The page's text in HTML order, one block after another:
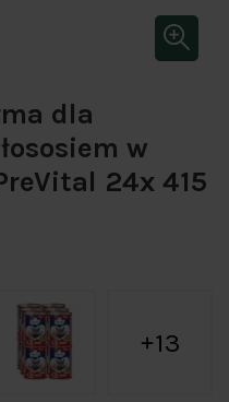
dla
w
24x 415
13